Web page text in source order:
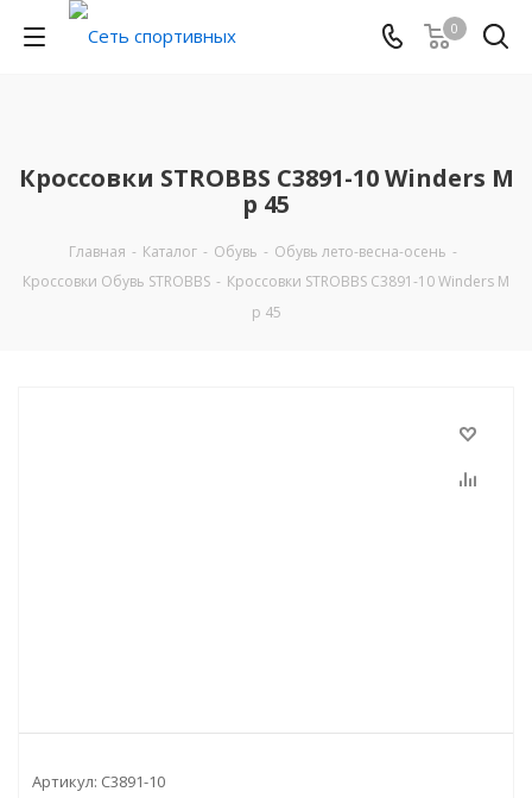
0
Кроссовки STROBBS C3891-10 Winders M
р 45
Главная - Каталог - Обувь - Обувь лето-весна-осень -
Кроссовки Обувь STROBBS - Кроссовки STROBBS C3891-10 Winders M
р 45
Артикул: C3891-10